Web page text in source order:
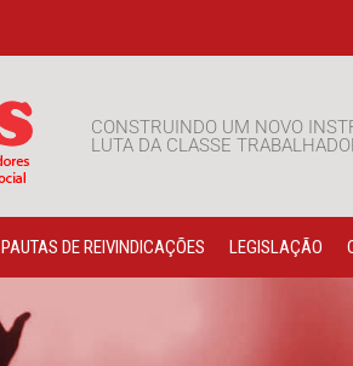
CONSTRUINDO UM NOVO
LUTA DA CLASSE
PAUTAS DE REIVINDICAÇÕES LEGISLAÇÃO